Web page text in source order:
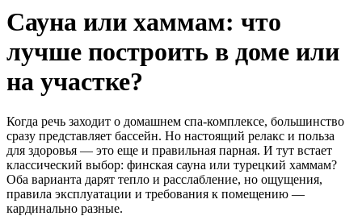
Сауна или хаммам: что
лучше построить в доме или
на участке?
Когда речь заходит о домашнем спа-комплексе, большинство
сразу представляет бассейн. Но настоящий релакс и польза
для здоровья — это еще и правильная парная. И тут встает
классический выбор: финская сауна или турецкий хаммам?
Оба варианта дарят тепло и расслабление, но ощущения,
правила эксплуатации и требования к помещению —
кардинально разные.